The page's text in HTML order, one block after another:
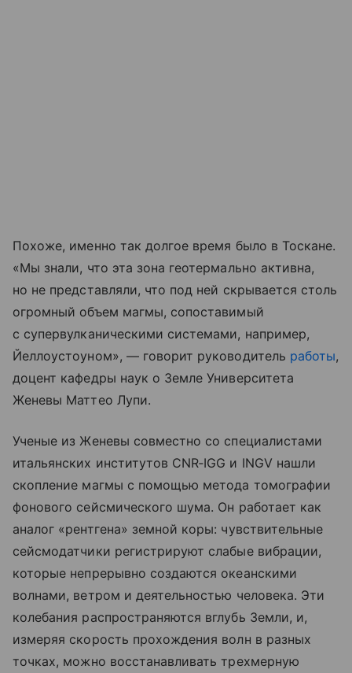
Похоже, именно так долгое время было в Тоскане.
«Мы знали, что эта зона геотермально активна,
но не представляли, что под ней скрывается столь
огромный объем магмы, сопоставимый
с супервулканическими системами, например,
Йеллоустоуном», — говорит руководитель работы,
доцент кафедры наук о Земле Университета
Женевы Маттео Лупи.
Ученые из Женевы совместно со специалистами
итальянских институтов CNR‑IGG и INGV нашли
скопление магмы с помощью метода томографии
фонового сейсмического шума. Он работает как
аналог «рентгена» земной коры: чувствительные
сейсмодатчики регистрируют слабые вибрации,
которые непрерывно создаются океанскими
волнами, ветром и деятельностью человека. Эти
колебания распространяются вглубь Земли, и,
измеряя скорость прохождения волн в разных
точках, можно восстанавливать трехмерную